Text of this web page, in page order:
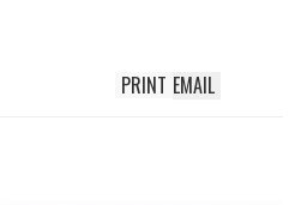
EMAIL
PRINT